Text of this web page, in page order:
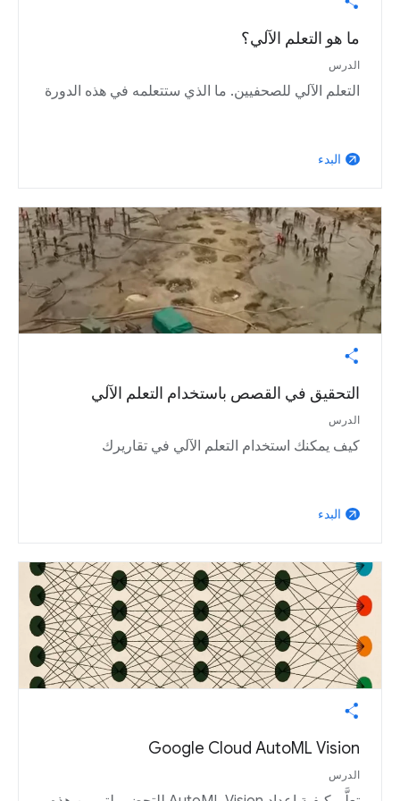
ما هو التعلم الآلي؟
الدرس
التعلم الآلي للصحفيين. ما الذي ستتعلمه في هذه الدورة
arrow_outward البدء
التحقيق في القصص باستخدام التعلم الآلي
الدرس
كيف يمكنك استخدام التعلم الآلي في تقاريرك
arrow_outward البدء
Google Cloud AutoML Vision
الدرس